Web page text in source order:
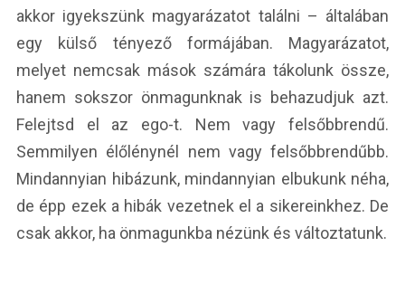
akkor igyekszünk magyarázatot találni – általában
egy külső tényező formájában. Magyarázatot,
melyet nemcsak mások számára tákolunk össze,
hanem sokszor önmagunknak is behazudjuk azt.
Felejtsd el az ego-t. Nem vagy felsőbbrendű.
Semmilyen élőlénynél nem vagy felsőbbrendűbb.
Mindannyian hibázunk, mindannyian elbukunk néha,
de épp ezek a hibák vezetnek el a sikereinkhez. De
csak akkor, ha önmagunkba nézünk és változtatunk.